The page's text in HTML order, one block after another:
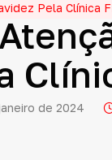
Pela Clínica
de 2024